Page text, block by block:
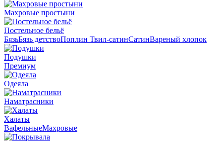
Махровые простыни
Постельное бельё
БязьБязь детствоПоплин Твил-сатинСатинВареный хлопок
Подушки
Премиум
Одеяла
Наматрасники
Халаты
ВафельныеМахровые